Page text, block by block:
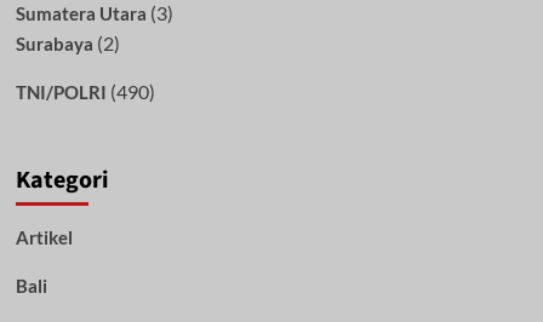
Sumatera Utara (3)
Surabaya (2)
TNI/POLRI (490)
Kategori
Artikel
Bali